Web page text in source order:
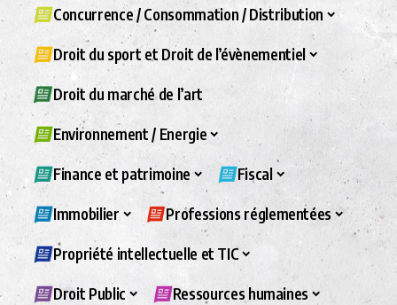
Concurrence / Consommation / Distribution
Droit du sport et Droit de l’évènementiel
Droit du marché de l’art
Environnement / Energie
Finance et patrimoine Fiscal
Immobilier Professions réglementées
Propriété intellectuelle et TIC
Droit Public Ressources humaines